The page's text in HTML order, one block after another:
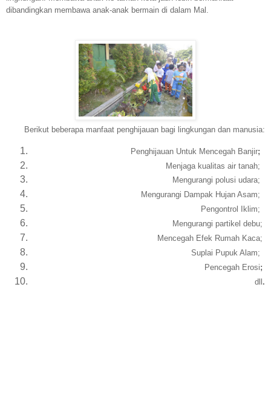
dibandingkan membawa anak-anak bermain di dalam Mal.
Berikut beberapa manfaat penghijauan bagi lingkungan dan manusia:
Penghijauan Untuk Mencegah Banjir;
Menjaga kualitas air tanah;
Mengurangi polusi udara;
Mengurangi Dampak Hujan Asam;
Pengontrol Iklim;
Mengurangi partikel debu;
Mencegah Efek Rumah Kaca;
Suplai Pupuk Alam;
Pencegah Erosi;
dll .